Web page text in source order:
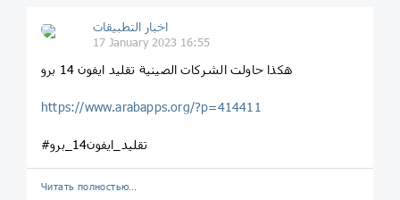
اخبار التطبيقات
17 January 2023 16:55
هكذا حاولت الشركات الصينية تقليد ايفون 14 برو
https://www.arabapps.org/?p=414411
#تقليد_ايفون14_برو
Читать полностью…